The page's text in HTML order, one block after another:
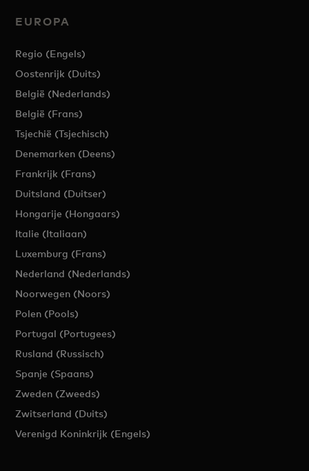
EUROPA
Regio (Engels)
Oostenrijk (Duits)
België (Nederlands)
België (Frans)
Tsjechië (Tsjechisch)
Denemarken (Deens)
Frankrijk (Frans)
Duitsland (Duitser)
Hongarije (Hongaars)
Italie (Italiaan)
Luxemburg (Frans)
Nederland (Nederlands)
Noorwegen (Noors)
Polen (Pools)
Portugal (Portugees)
Rusland (Russisch)
Spanje (Spaans)
Zweden (Zweeds)
Zwitserland (Duits)
Verenigd Koninkrijk (Engels)